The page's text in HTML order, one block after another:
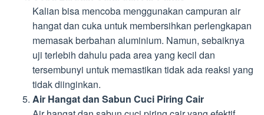
Kalian bisa mencoba menggunakan campuran air
hangat dan cuka untuk membersihkan perlengkapan
memasak berbahan aluminium. Namun, sebaiknya
uji terlebih dahulu pada area yang kecil dan
tersembunyi untuk memastikan tidak ada reaksi yang
tidak diinginkan.
Air Hangat dan Sabun Cuci Piring Cair